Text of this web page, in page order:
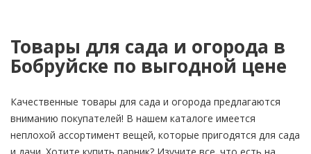
Товары для сада и огорода в
Бобруйске по выгодной цене
Качественные товары для сада и огорода предлагаются
вниманию покупателей! В нашем каталоге имеется
неплохой ассортимент вещей, которые пригодятся для сада